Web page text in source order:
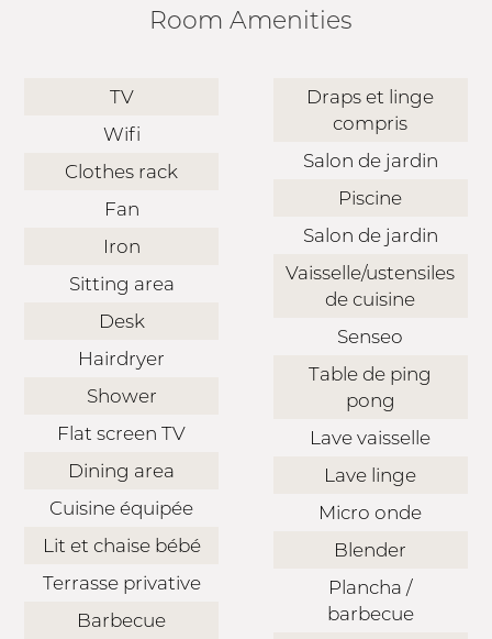
Room Amenities
TV
Wifi
Clothes rack
Fan
Iron
Sitting area
Desk
Hairdryer
Shower
Flat screen TV
Dining area
Cuisine équipée
Lit et chaise bébé
Terrasse privative
Barbecue
Draps et linge
compris
Salon de jardin
Piscine
Salon de jardin
Vaisselle/ustensiles
de cuisine
Senseo
Table de ping
pong
Lave vaisselle
Lave linge
Micro onde
Blender
Plancha /
barbecue